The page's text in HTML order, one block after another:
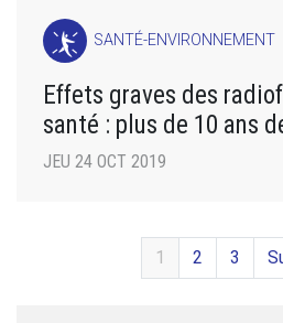
SANTÉ-ENVIRONNEMENT
Effets graves des
santé : plus de 10 ans
JEU 24 OCT 2019
1 2 3